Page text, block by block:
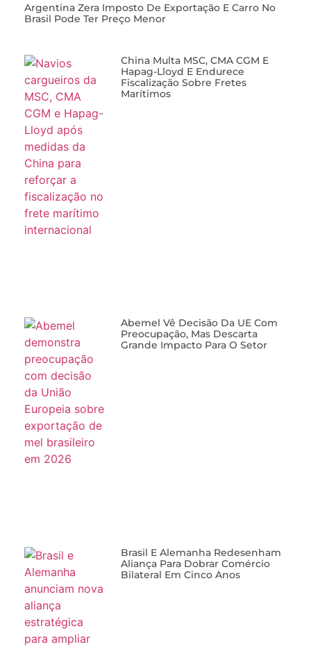
Argentina Zera Imposto De Exportação E Carro No
Brasil Pode Ter Preço Menor
China Multa MSC, CMA CGM E
Hapag-Lloyd E Endurece
Fiscalização Sobre Fretes
Marítimos
Abemel Vê Decisão Da UE Com
Preocupação, Mas Descarta
Grande Impacto Para O Setor
Brasil E Alemanha Redesenham
Aliança Para Dobrar Comércio
Bilateral Em Cinco Anos